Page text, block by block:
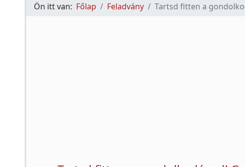
Ön itt van: Főlap Feladvány Tartsd fitten a